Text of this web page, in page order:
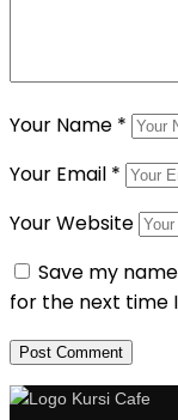
Your Name *
Your Email *
Your Website
Save my
for the next time